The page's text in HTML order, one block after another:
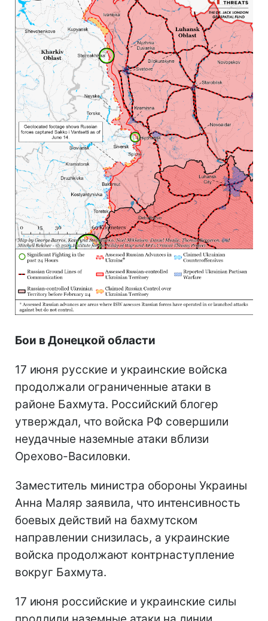
Бои в Донецкой области
17 июня русские и украинские войска
продолжали ограниченные атаки в
районе Бахмута. Российский блогер
утверждал, что войска РФ совершили
неудачные наземные атаки вблизи
Орехово-Василовки.
Заместитель министра обороны Украины
Анна Маляр заявила, что интенсивность
боевых действий на бахмутском
направлении снизилась, а украинские
войска продолжают контрнаступление
вокруг Бахмута.
17 июня российские и украинские силы